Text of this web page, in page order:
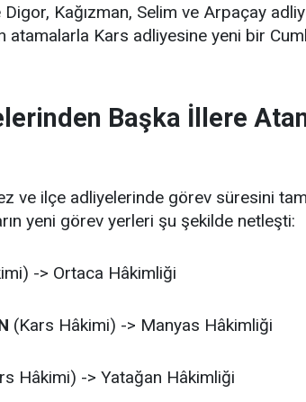
Kağızman, Selim ve Arpaçay
atamalarla Kars adliyesine yeni bir
Başka İllere
ve ilçe adliyelerinde görev süresini
yeni görev yerleri şu şekilde netleşti:
-> Ortaca Hâkimliği
(Kars Hâkimi) -> Manyas Hâkimliği
Hâkimi) -> Yatağan Hâkimliği